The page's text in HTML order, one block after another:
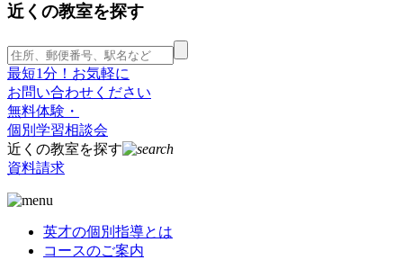
近くの教室を探す
最短1分！お気軽に
お問い合わせください
無料体験・
個別学習相談会
近くの教室を探す
資料請求
英才の個別指導とは
コースのご案内